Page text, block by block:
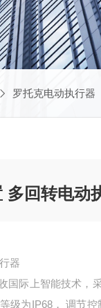
罗托克电动执行器
多回转电动
器
国际上智能技术，
级为IP68， 调节